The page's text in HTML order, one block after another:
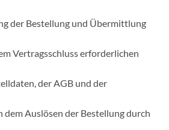
der Bestellung und Übermittlung
Vertragsschluss erforderlichen
der AGB und der
Auslösen der Bestellung durch